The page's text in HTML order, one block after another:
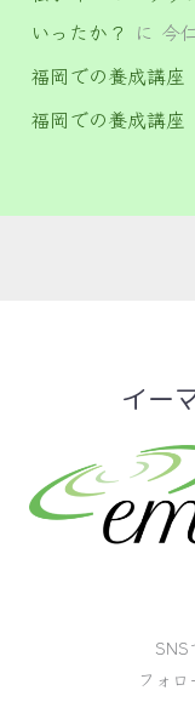
いったか？ に 今
福岡での養成講座
福岡での養成講座
イー
SNS
フォロ